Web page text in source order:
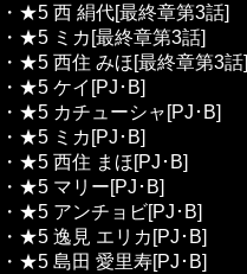
・★5 西 絹代[最終章第3話]
・★5 ミカ[最終章第3話]
・★5 西住 みほ[最終章第3話]
・★5 ケイ[PJ･B]
・★5 カチューシャ[PJ･B]
・★5 ミカ[PJ･B]
・★5 西住 まほ[PJ･B]
・★5 マリー[PJ･B]
・★5 アンチョビ[PJ･B]
・★5 逸見 エリカ[PJ･B]
・★5 島田 愛里寿[PJ･B]